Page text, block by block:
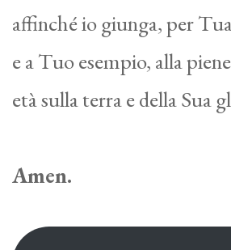
affinché io giunga, per
e a Tuo esempio, alla
età sulla terra e della Sua
Amen.